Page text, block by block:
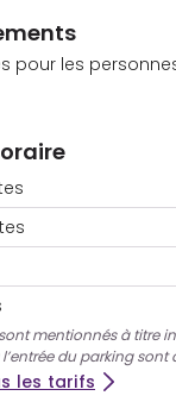
pour les
mentionnés à titre
du parking sont
les tarifs